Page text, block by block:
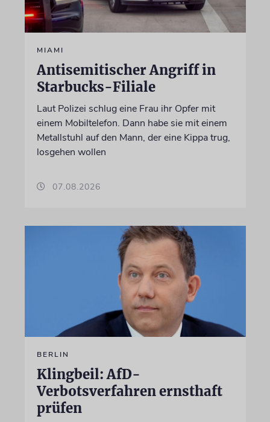
MIAMI
Antisemitischer Angriff in
Starbucks-Filiale
Laut Polizei schlug eine Frau ihr Opfer mit
einem Mobiltelefon. Dann habe sie mit einem
Metallstuhl auf den Mann, der eine Kippa trug,
losgehen wollen
07.08.2026
BERLIN
Klingbeil: AfD-
Verbotsverfahren ernsthaft
prüfen